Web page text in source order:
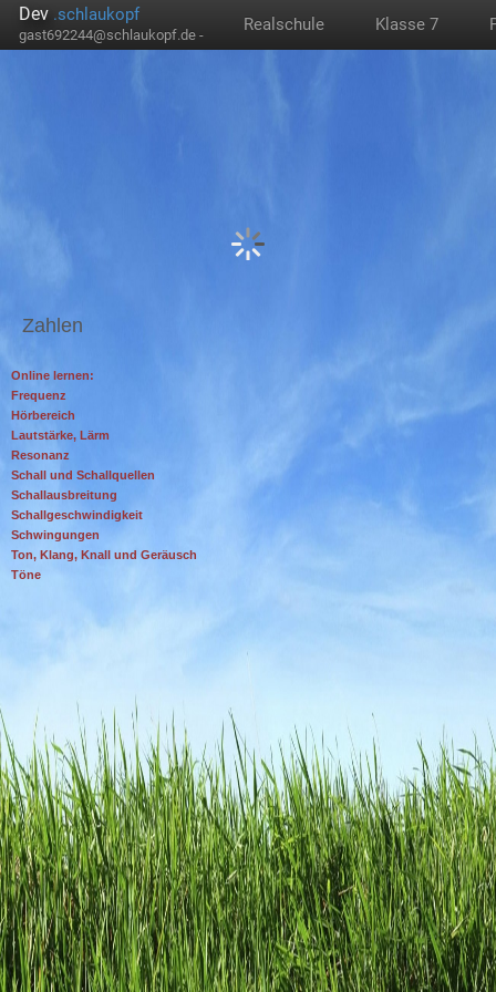
Dev .schlaukopf
gast692244@schlaukopf.de -
Realschule Klasse 7
Zahlen
Online lernen:
Frequenz
Hörbereich
Lautstärke, Lärm
Resonanz
Schall und Schallquellen
Schallausbreitung
Schallgeschwindigkeit
Schwingungen
Ton, Klang, Knall und Geräusch
Töne